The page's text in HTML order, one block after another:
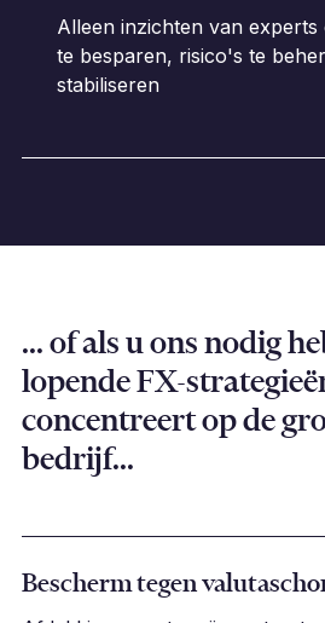
Alleen inzichten van
te besparen, risico's te
stabiliseren
... of als u ons nodig
lopende FX-
concentreert op de
bedrijf...
Bescherm tegen